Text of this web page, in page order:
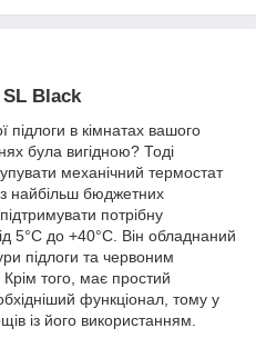
SL Black
в кімнатах вашого
була вигідною? Тоді
механічний термостат
найбільш бюджетних
потрібну
5°С до +40°С. Він обладнаний
підлоги та червоним
того, має простий
функціонал, тому у
із його використанням.